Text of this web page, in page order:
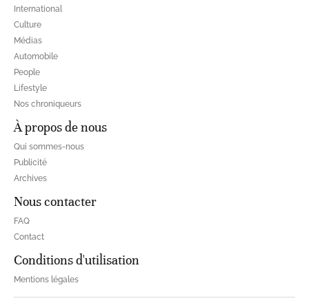
International
Culture
Médias
Automobile
People
Lifestyle
Nos chroniqueurs
À propos de nous
Qui sommes-nous
Publicité
Archives
Nous contacter
FAQ
Contact
Conditions d'utilisation
Mentions légales